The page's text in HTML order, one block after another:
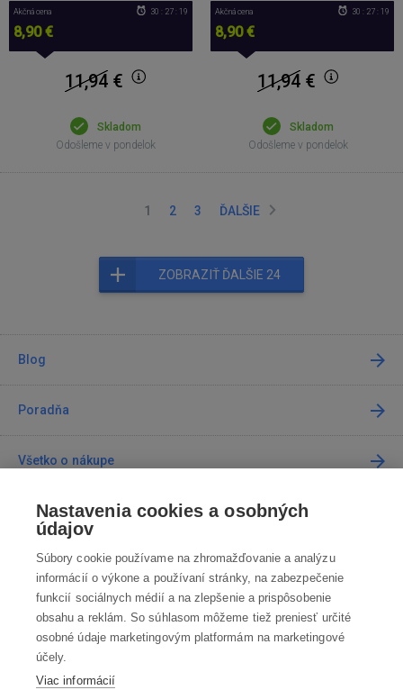
Akčná cena
8,90 €
30 : 27 : 18
11,94€
Skladom
Odošleme v pondelok
Akčná cena
8,90 €
30 : 27 : 18
11,94€
Skladom
Odošleme v pondelok
1 2 3 ĎALŠIE
ZOBRAZIŤ ĎALŠIE 24
Blog
Poradňa
Všetko o nákupe
Predajne
Kontakt
Kontaktujte nás
info@robotworld.sk
02 / 205 103 00
Nastavenia cookies a osobných
údajov
Súbory cookie používame na zhromažďovanie a analýzu
informácií o výkone a používaní stránky, na zabezpečenie
funkcií sociálnych médií a na zlepšenie a prispôsobenie
obsahu a reklám. So súhlasom môžeme tiež preniesť určité
osobné údaje marketingovým platformám na marketingové
účely.
Viac informácií